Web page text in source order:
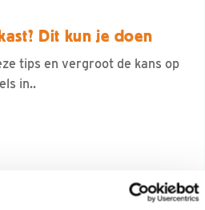
Dit kun je doen
tips en vergroot de kans op
in..